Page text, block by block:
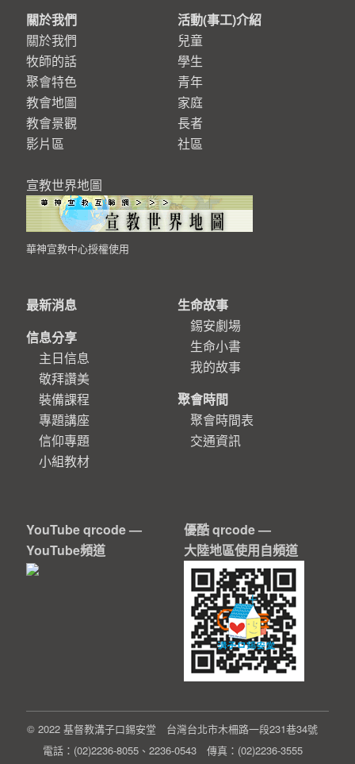
關於我們
關於我們
牧師的話
聚會特色
教會地圖
教會景觀
影片區
宣教世界地圖
華神宣教中心授權使用
活動(事工)介紹
兒童
學生
青年
家庭
長者
社區
最新消息
信息分享
主日信息
敬拜讚美
裝備課程
專題講座
信仰專題
小組教材
生命故事
錫安劇場
生命小書
我的故事
聚會時間
聚會時間表
交通資訊
YouTube qrcode —
YouTube頻道
優酷 qrcode —
大陸地區使用自頻道
© 2022 基督教溝子口錫安堂 台灣台北市木柵路一段231巷34號
電話：(02)2236-8055、2236-0543 傳真：(02)2236-3555